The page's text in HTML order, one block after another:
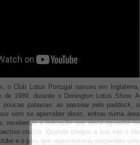
o Club Lotus Portugal nasceu em Inglaterra,
de 1989, durante o Donington Lotus Show. A
poucas palavras: ao passear pelo paddock, o
sem se aperceber disso, entrou numa área
recebendo a indicação que devia aguardar na
crachá. Quando chegou a sua vez e lhe
e o país que representava, respondeu sem